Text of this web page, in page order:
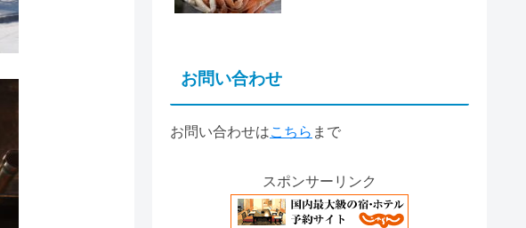
お問い合わせ
お問い合わせはこちら まで
スポンサーリンク